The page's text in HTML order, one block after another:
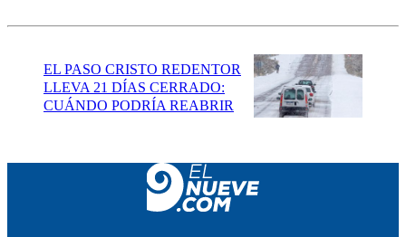
EL PASO CRISTO REDENTOR
LLEVA 21 DÍAS CERRADO:
CUÁNDO PODRÍA REABRIR